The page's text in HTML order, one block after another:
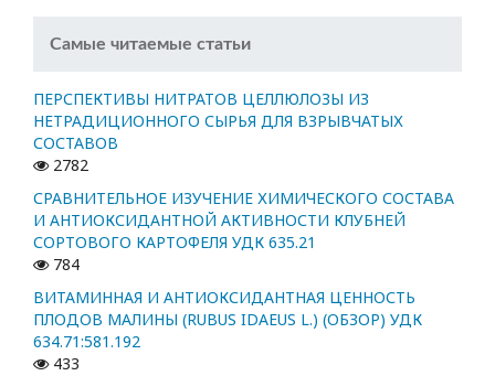
Самые читаемые статьи
ПЕРСПЕКТИВЫ НИТРАТОВ ЦЕЛЛЮЛОЗЫ ИЗ
НЕТРАДИЦИОННОГО СЫРЬЯ ДЛЯ ВЗРЫВЧАТЫХ
СОСТАВОВ
2782
СРАВНИТЕЛЬНОЕ ИЗУЧЕНИЕ ХИМИЧЕСКОГО СОСТАВА
И АНТИОКСИДАНТНОЙ АКТИВНОСТИ КЛУБНЕЙ
СОРТОВОГО КАРТОФЕЛЯ УДК 635.21
784
ВИТАМИННАЯ И АНТИОКСИДАНТНАЯ ЦЕННОСТЬ
ПЛОДОВ МАЛИНЫ (RUBUS IDAEUS L.) (ОБЗОР) УДК
634.71:581.192
433